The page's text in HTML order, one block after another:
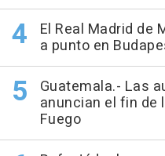
El Real Madrid de
a punto en
Guatemala.- Las
anuncian el fin de
Fuego